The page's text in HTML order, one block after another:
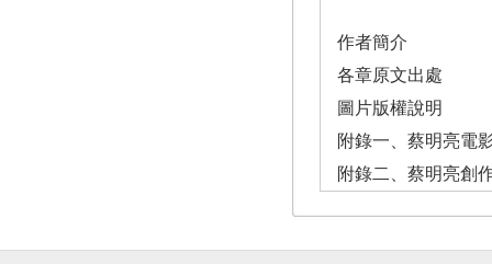
作者簡介
各章原文出處
圖片版權說明
附錄一、蔡明亮電
附錄二、蔡明亮創